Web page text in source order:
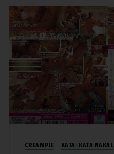
CREAMPIE KATA-KATA NAKAL